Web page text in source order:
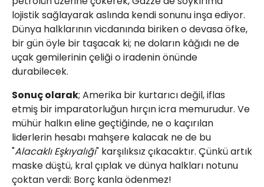
lojistik sağlayarak aslında kendi sonunu inşa ediyor.
Dünya halklarının vicdanında biriken o devasa öfke,
bir gün öyle bir taşacak ki; ne doların kâğıdı ne de
uçak gemilerinin çeliği o iradenin önünde
durabilecek.
Sonuç olarak; Amerika bir kurtarıcı değil, iflas
etmiş bir imparatorluğun hırçın icra memurudur. Ve
mühür halkın eline geçtiğinde, ne o kaçırılan
liderlerin hesabı mahşere kalacak ne de bu
"Alacaklı Eşkıyalığı" karşılıksız çıkacaktır. Çünkü artık
maske düştü, kral çıplak ve dünya halkları notunu
çoktan verdi: Borç kanla ödenmez!